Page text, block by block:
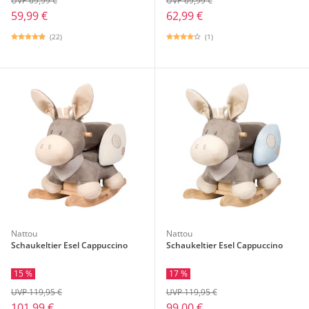
59,99 €
(22)
62,99 €
(1)
Nattou
Schaukeltier Esel Cappuccino
15 %
UVP 119,95 €
Nattou
Schaukeltier Esel Cappuccino
17 %
UVP 119,95 €